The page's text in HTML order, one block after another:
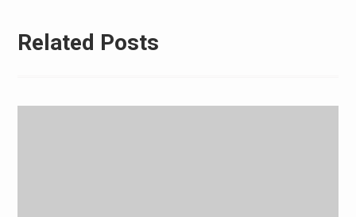
Related Posts